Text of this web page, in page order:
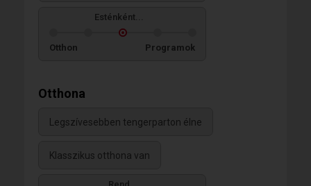
Esténként...
Otthon Programok
Otthona
Legszívesebben tengerparton élne
Klasszikus otthona van